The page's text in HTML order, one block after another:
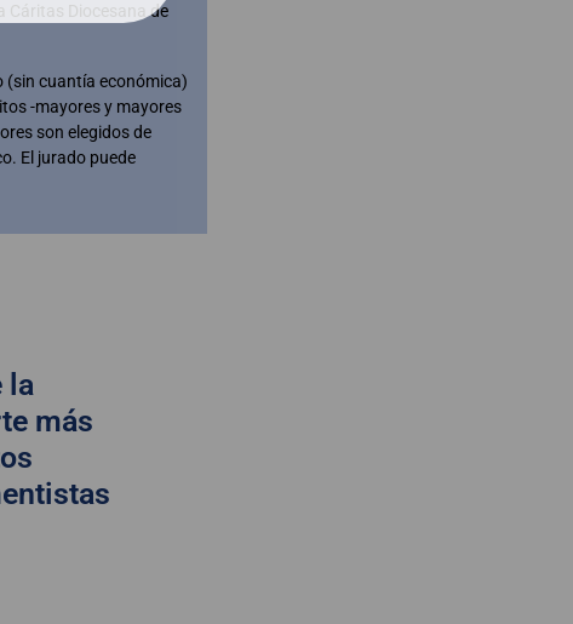
Cáritas Diocesana de
(sin cuantía económica)
-mayores y mayores
son elegidos de
El jurado puede
la
más